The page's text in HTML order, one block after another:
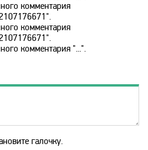
комментария
комментария
комментария "...".
галочку.